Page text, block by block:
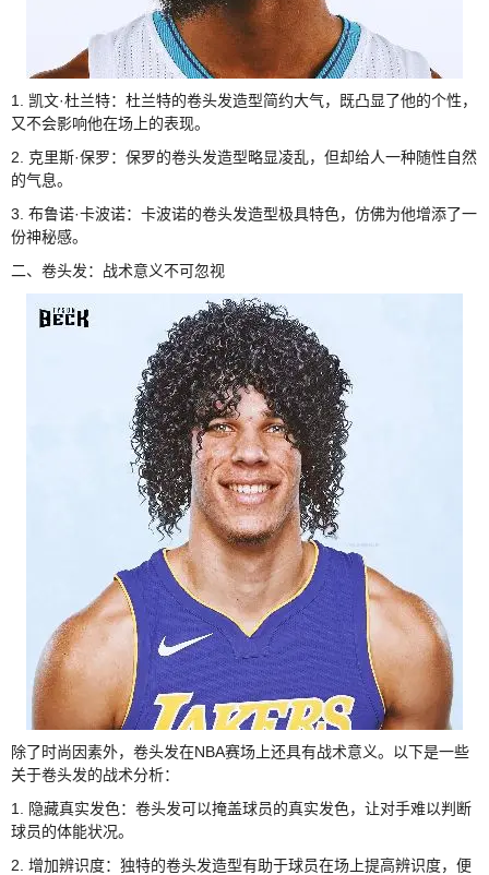
1. 凯文·杜兰特：杜兰特的卷头发造型简约大气，既凸显了他的个性，
又不会影响他在场上的表现。
2. 克里斯·保罗：保罗的卷头发造型略显凌乱，但却给人一种随性自然
的气息。
3. 布鲁诺·卡波诺：卡波诺的卷头发造型极具特色，仿佛为他增添了一
份神秘感。
二、卷头发：战术意义不可忽视
除了时尚因素外，卷头发在NBA赛场上还具有战术意义。以下是一些
关于卷头发的战术分析：
1. 隐藏真实发色：卷头发可以掩盖球员的真实发色，让对手难以判断
球员的体能状况。
2. 增加辨识度：独特的卷头发造型有助于球员在场上提高辨识度，便